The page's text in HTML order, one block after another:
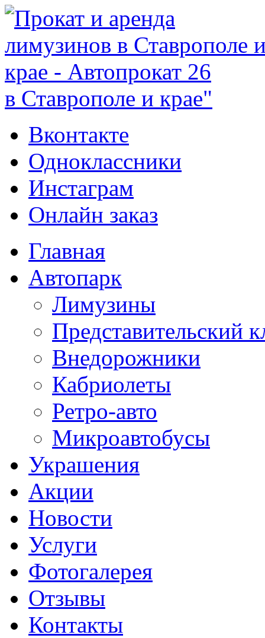
в Ставрополе и крае"
Вконтакте
Одноклассники
Инстаграм
Онлайн заказ
Главная
Автопарк
Лимузины
Представительский
Внедорожники
Кабриолеты
Ретро-авто
Микроавтобусы
Украшения
Акции
Новости
Услуги
Фотогалерея
Отзывы
­Контакты